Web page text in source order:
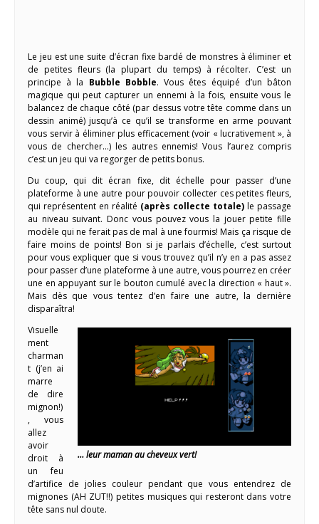
Le jeu est une suite d’écran fixe bardé de monstres à éliminer et
de petites fleurs (la plupart du temps) à récolter. C’est un
principe à la Bubble Bobble. Vous êtes équipé d’un bâton
magique qui peut capturer un ennemi à la fois, ensuite vous le
balancez de chaque côté (par dessus votre tête comme dans un
dessin animé) jusqu’à ce qu’il se transforme en arme pouvant
vous servir à éliminer plus efficacement (voir « lucrativement », à
vous de chercher…) les autres ennemis! Vous l’aurez compris
c’est un jeu qui va regorger de petits bonus.
Du coup, qui dit écran fixe, dit échelle pour passer d’une
plateforme à une autre pour pouvoir collecter ces petites fleurs,
qui représentent en réalité (après collecte totale) le passage
au niveau suivant. Donc vous pouvez vous la jouer petite fille
modèle qui ne ferait pas de mal à une fourmis! Mais ça risque de
faire moins de points! Bon si je parlais d’échelle, c’est surtout
pour vous expliquer que si vous trouvez qu’il n’y en a pas assez
pour passer d’une plateforme à une autre, vous pourrez en créer
une en appuyant sur le bouton cumulé avec la direction « haut ».
Mais dès que vous tentez d’en faire une autre, la dernière
disparaîtra!
… leur maman au cheveux vert!
Visuelle
ment
charman
t (j’en ai
marre
de dire
mignon!)
, vous
allez
avoir
droit à
un feu
d’artifice de jolies couleur pendant que vous entendrez de
mignones (AH ZUT!!) petites musiques qui resteront dans votre
tête sans nul doute.